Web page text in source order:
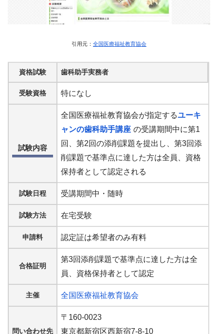
引用元： 全国医療福祉教育協会
資格試験 歯科助手実務者
受験資格 特になし
試験内容
全国医療福祉教育協会が指定するユーキ
ャンの歯科助手講座 の受講期間中に第1
回、第2回の添削課題を提出し、第3回添
削課題で基準点に達した方は全員、資格
保持者として認定される
試験日程 受講期間中・随時
試験方法 在宅受験
申請料 認定証は希望者のみ有料
合格証明
第3回添削課題で基準点に達した方は全
員、資格保持者として認定
主催 全国医療福祉教育協会
問い合わせ先
〒160-0023
東京都新宿区西新宿7-8-10